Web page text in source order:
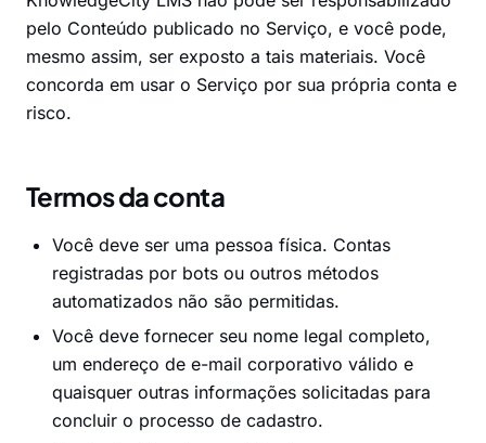
pelo Conteúdo publicado no Serviço, e você pode,
mesmo assim, ser exposto a tais materiais. Você
concorda em usar o Serviço por sua própria conta e
risco.
Termos da conta
Você deve ser uma pessoa física. Contas
registradas por bots ou outros métodos
automatizados não são permitidas.
Você deve fornecer seu nome legal completo,
um endereço de e-mail corporativo válido e
quaisquer outras informações solicitadas para
concluir o processo de cadastro.